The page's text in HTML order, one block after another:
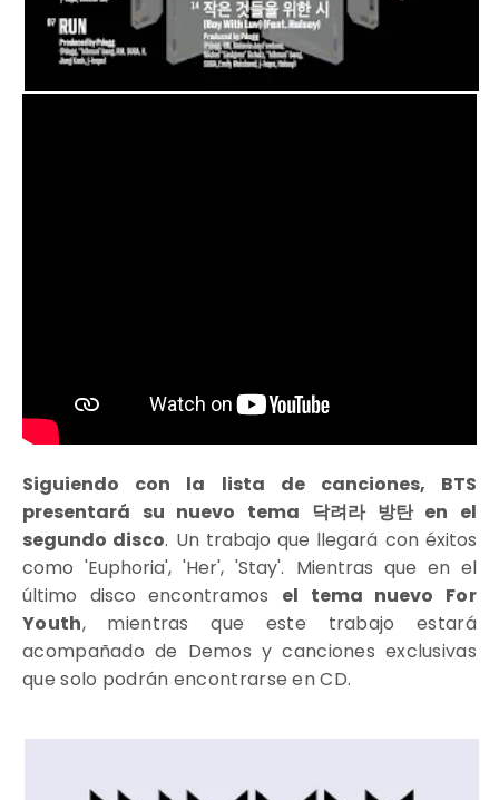
Siguiendo con la lista de canciones, BTS
presentará su nuevo tema 닥려라 방탄 en el
segundo disco. Un trabajo que llegará con éxitos
como 'Euphoria', 'Her', 'Stay'. Mientras que en el
último disco encontramos el tema nuevo For
Youth, mientras que este trabajo estará
acompañado de Demos y canciones exclusivas
que solo podrán encontrarse en CD.